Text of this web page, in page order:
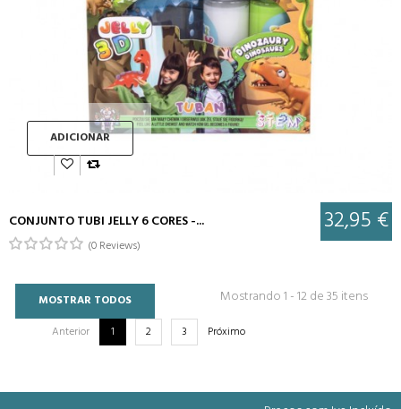
ADICIONAR
CONJUNTO TUBI JELLY 6 CORES -... 32,95 €
(0 Reviews)
MOSTRAR TODOS Mostrando 1 - 12 de 35 itens
Anterior 1 2 3 Próximo